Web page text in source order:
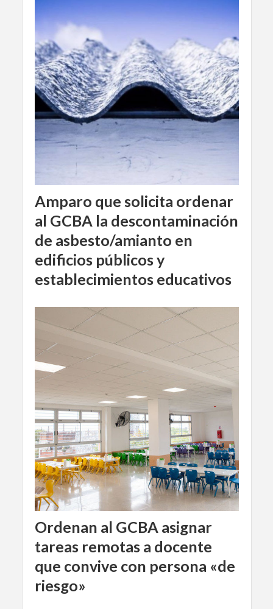
Amparo que solicita ordenar
al GCBA la descontaminación
de asbesto/amianto en
edificios públicos y
establecimientos educativos
Ordenan al GCBA asignar
tareas remotas a docente
que convive con persona «de
riesgo»